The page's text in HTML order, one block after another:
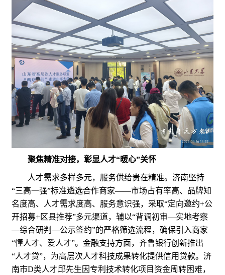
聚焦精准对接，彰显人才“暖心”关怀
人才需求多样多元，服务供给贵在精准。济南坚持
“三高一强”标准遴选合作商家——市场占有率高、品牌知
名度高、人才需求度高、服务意识强，采取“定向邀约+公
开招募+区县推荐”多元渠道，辅以“背调初审—实地考察
—综合研判—公示签约”的严格筛选流程，确保引入商家
“懂人才、爱人才”。金融支持方面，齐鲁银行创新推出
“人才贷”，为高层次人才科技成果转化提供信用贷款。济
南市D类人才邱先生因专利技术转化项目资金周转困难，